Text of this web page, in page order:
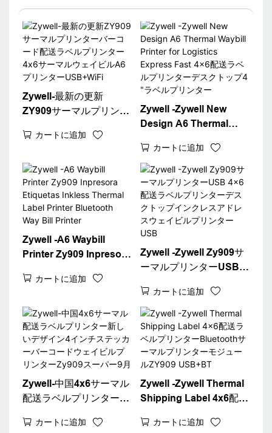
Zywell-最新の更新
ZY909サーマルプリンタ
プリンター4x6サーマル
ーUSB+WiFi
カートに追加
Zywell -Zywell New
Design A6 Thermal
Logistics Express Fast
4x6配送ラベルプリンタ
ーデスクトップ4 "ラベ
ルプリンター
カートに追加
Zywell -A6 Waybill
Printer Zy909 Inpresora
Thermal Label Printer
Printer
カートに追加
Zywell -Zywell Zy909サ
ーマルプリンターUSB
ーデスクトップインクレ
スアドレスウェイビルプ
リンターUSB
カートに追加
Zywell-中国4x6サーマル
配送ラベルプリンター新
テッカーバーコードウェ
カートに追加
Zywell -Zywell Thermal
Shipping Label 4x6配送
Bluetoothサーマルプリ
カートに追加